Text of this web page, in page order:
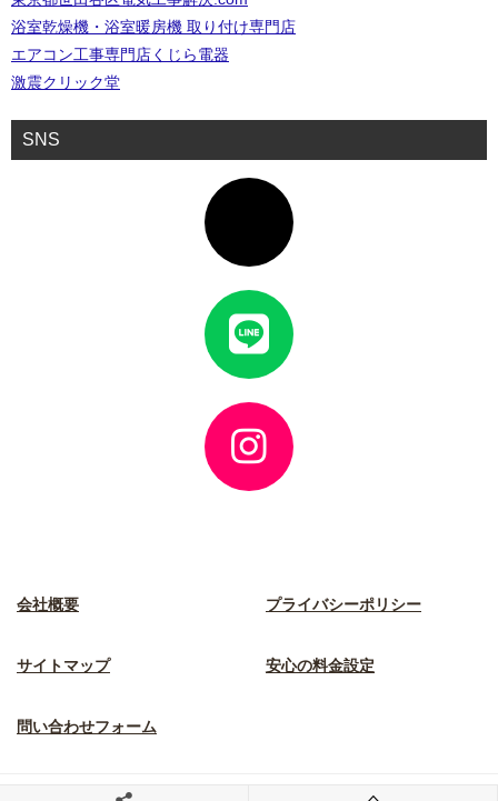
浴室乾燥機・浴室暖房機 取り付け専門店
エアコン工事専門店くじら電器
激震クリック堂
SNS
イ
コ
ン
リ
イ
コ
ン
リ
イ
コ
ン
リ
会社概要 プライバシーポリシー
サイトマップ 安心の料金設定
問い合わせフォーム